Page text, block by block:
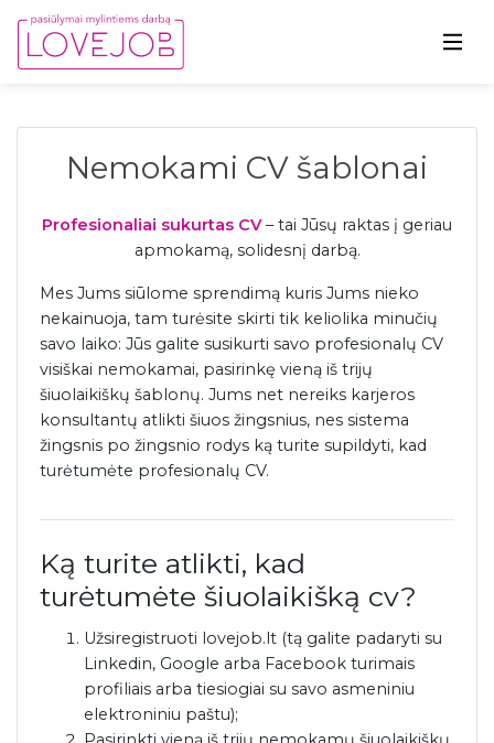
Nemokami CV šablonai
Profesionaliai sukurtas CV– tai Jūsų raktas į geriau
apmokamą, solidesnį darbą.
Mes Jums siūlome sprendimą kuris Jums nieko
nekainuoja, tam turėsite skirti tik keliolika minučių
savo laiko: Jūs galite susikurti savo profesionalų CV
visiškai nemokamai, pasirinkę vieną iš trijų
šiuolaikiškų šablonų. Jums net nereiks karjeros
konsultantų atlikti šiuos žingsnius, nes sistema
žingsnis po žingsnio rodys ką turite supildyti, kad
turėtumėte profesionalų CV.
Ką turite atlikti, kad
turėtumėte šiuolaikišką cv?
Užsiregistruoti lovejob.lt (tą galite padaryti su
Linkedin, Google arba Facebook turimais
profiliais arba tiesiogiai su savo asmeniniu
elektroniniu paštu);